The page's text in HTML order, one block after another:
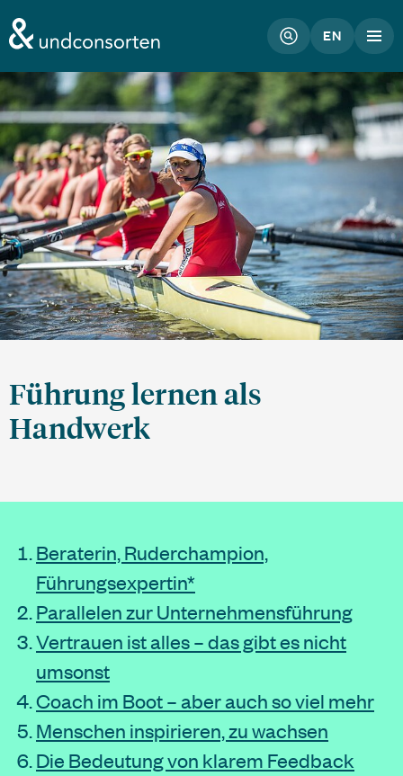
unconsorten website EN
Führung lernen als
Handwerk
Beraterin, Ruderchampion,
Führungsexpertin*
Parallelen zur Unternehmensführung
Vertrauen ist alles – das gibt es nicht
umsonst
Coach im Boot – aber auch so viel mehr
Menschen inspirieren, zu wachsen
Die Bedeutung von klarem Feedback